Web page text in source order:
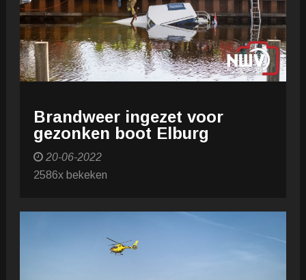
Brandweer ingezet voor
gezonken boot Elburg
20-06-2022
2586x bekeken